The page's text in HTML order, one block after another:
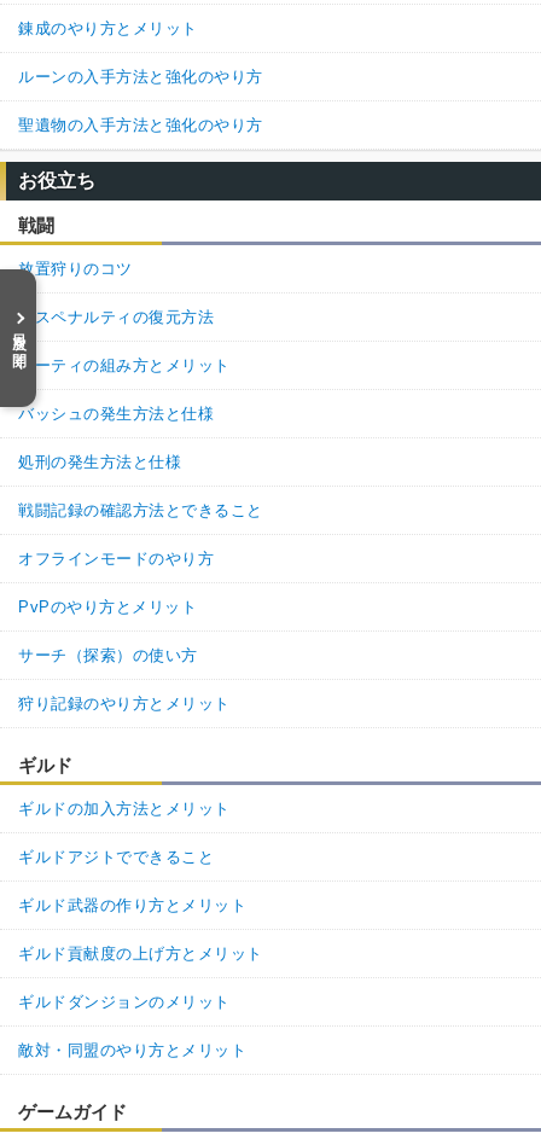
目次を開く
錬成のやり方とメリット
ルーンの入手方法と強化のやり方
聖遺物の入手方法と強化のやり方
お役立ち
戦闘
放置狩りのコツ
デスペナルティの復元方法
パーティの組み方とメリット
バッシュの発生方法と仕様
処刑の発生方法と仕様
戦闘記録の確認方法とできること
オフラインモードのやり方
PvPのやり方とメリット
サーチ（探索）の使い方
狩り記録のやり方とメリット
ギルド
ギルドの加入方法とメリット
ギルドアジトでできること
ギルド武器の作り方とメリット
ギルド貢献度の上げ方とメリット
ギルドダンジョンのメリット
敵対・同盟のやり方とメリット
ゲームガイド